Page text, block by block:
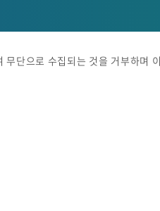
단으로 수집되는 것을 거부하며